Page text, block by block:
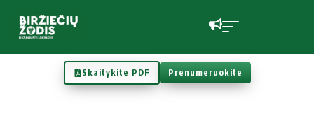
Skaitykite PDF Prenumeruokite